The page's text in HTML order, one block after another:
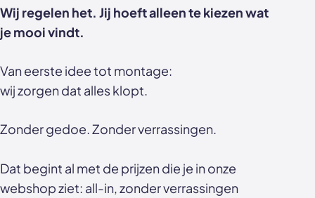
Wij regelen het. Jij hoeft alleen te kiezen wat
je mooi vindt.
Van eerste idee tot montage:
wij zorgen dat alles klopt.
Zonder gedoe. Zonder verrassingen.
Dat begint al met de prijzen die je in onze
webshop ziet: all-in, zonder verrassingen